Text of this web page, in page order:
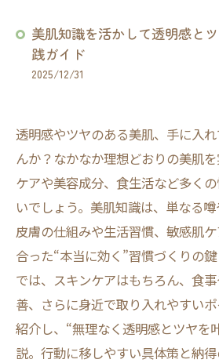
美肌知識を活かして透明感と
践ガイド
2025/12/31
透明感やツヤのある美肌、手に入
んか？なかなか理想どおりの美肌
ケアや美容成分、食生活など多く
いでしょう。美肌知識は、単なる噂
皮膚の仕組みや生活習慣、敏感肌
合った“本当に効く”習慣づくりの
では、スキンケアはもちろん、食
善、さらに身近で取り入れやすい
紹介し、“無理なく透明感とツヤを
説。行動に移しやすい具体策と納